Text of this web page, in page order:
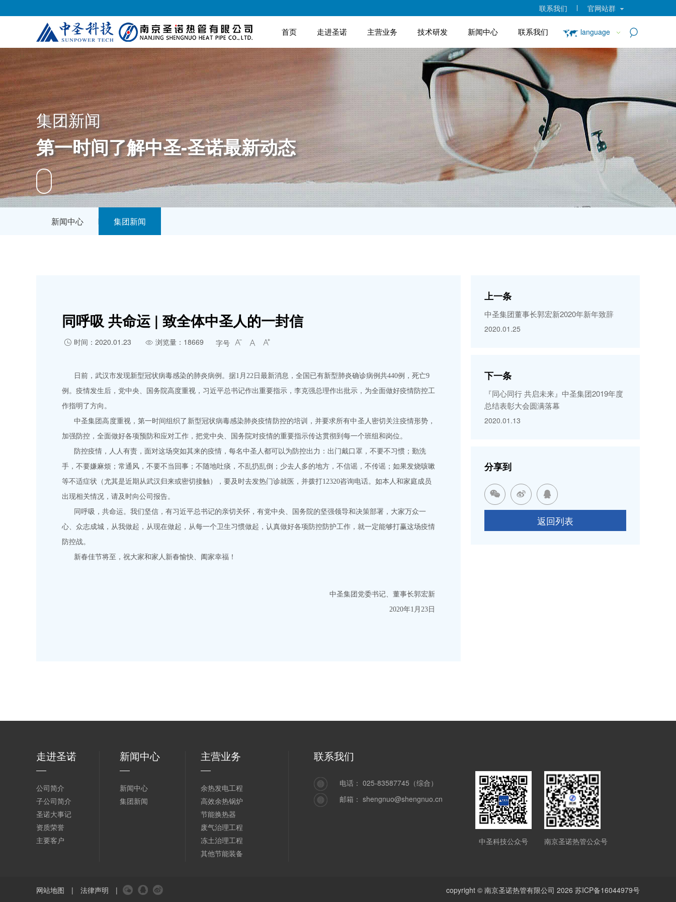
官网站群
联系我们
首页 走进圣诺 主营业务 技术研发 新闻中心 联系我们 language
集团新闻
第一时间了解中圣-圣诺最新动态
新闻中心 集团新闻
同呼吸 共命运 | 致全体中圣人的一封信
 时间：2020.01.23  浏览量：18669 字号   
日前，武汉市发现新型冠状病毒感染的肺炎病例。据1月22日最新消息，全国已有新型肺炎确诊病例共440例，死亡9
例。疫情发生后，党中央、国务院高度重视，习近平总书记作出重要指示，李克强总理作出批示，为全面做好疫情防控工
作指明了方向。
中圣集团高度重视，第一时间组织了新型冠状病毒感染肺炎疫情防控的培训，并要求所有中圣人密切关注疫情形势，
加强防控，全面做好各项预防和应对工作，把党中央、国务院对疫情的重要指示传达贯彻到每一个班组和岗位。
防控疫情，人人有责，面对这场突如其来的疫情，每名中圣人都可以为防控出力：出门戴口罩，不要不习惯；勤洗
手，不要嫌麻烦；常通风，不要不当回事；不随地吐痰，不乱扔乱倒；少去人多的地方，不信谣，不传谣；如果发烧咳嗽
等不适症状（尤其是近期从武汉归来或密切接触），要及时去发热门诊就医，并拨打12320咨询电话。如本人和家庭成员
出现相关情况，请及时向公司报告。
同呼吸，共命运。我们坚信，有习近平总书记的亲切关怀，有党中央、国务院的坚强领导和决策部署，大家万众一
心、众志成城，从我做起，从现在做起，从每一个卫生习惯做起，认真做好各项防控防护工作，就一定能够打赢这场疫情
防控战。
新春佳节将至，祝大家和家人新春愉快、阖家幸福！
中圣集团党委书记、董事长郭宏新
2020年1月23日
上一条
中圣集团董事长郭宏新2020年新年致辞
2020.01.25
下一条
『同心同行 共启未来』中圣集团2019年度
总结表彰大会圆满落幕
2020.01.13
分享到
  
返回列表
走进圣诺
公司简介
子公司简介
圣诺大事记
资质荣誉
主要客户
新闻中心
新闻中心
集团新闻
主营业务
余热发电工程
高效余热锅炉
节能换热器
废气治理工程
冻土治理工程
其他节能装备
联系我们
电话： 025-83587745（综合）
邮箱： shengnuo@shengnuo.cn
中圣科技公众号 南京圣诺热管公众号
网站地图 | 法律声明 | copyright © 南京圣诺热管有限公司 2026 苏ICP备16044979号